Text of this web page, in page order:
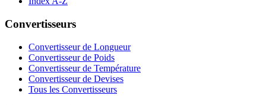
Convertisseurs
Convertisseur de Longueur
Convertisseur de Poids
Convertisseur de Température
Convertisseur de Devises
Tous les Convertisseurs